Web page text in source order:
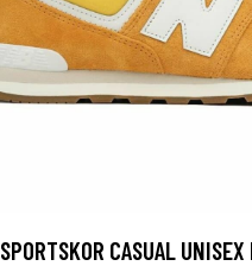
SPORTSKOR CASUAL